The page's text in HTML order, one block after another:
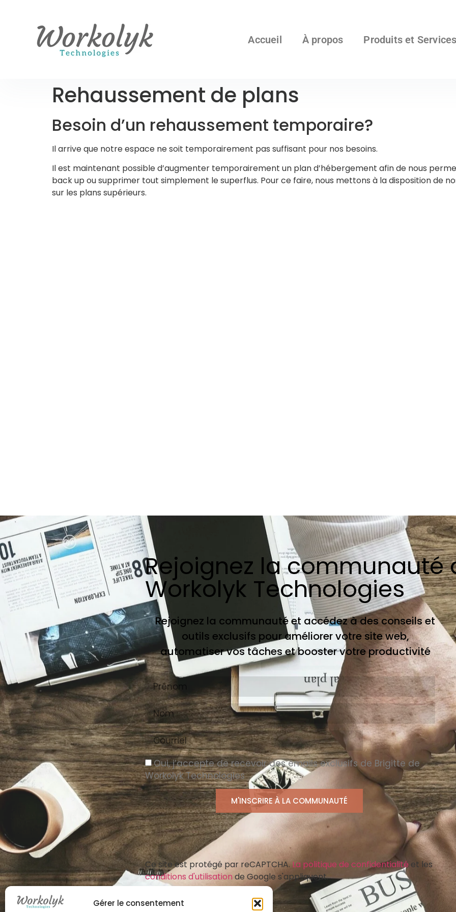
Gérer le consentement
Accueil À propos Produits et
Rehaussement de plans
Besoin d’un rehaussement temporaire?
Il arrive que notre espace ne soit temporairement pas suffisant pour nos besoins.
Il est maintenant possible d’augmenter temporairement un plan d’hébergement afin de nous
back up ou supprimer tout simplement le superflus. Pour ce faire, nous mettons à la disposition de
sur les plans supérieurs.
Rejoignez la communauté
Workolyk Technologies
Rejoignez la communauté et accédez à des conseils et
outils exclusifs pour améliorer votre site web,
automatiser vos tâches et booster votre productivité
Oui, j’accepte de recevoir des emails exclusifs de Brigitte de
Workolyk Technologies
M'INSCRIRE À LA COMMUNAUTÉ
Ce site est protégé par reCAPTCHA.La politique de confidentialité et les
conditions d'utilisationde Google s'appliquent.